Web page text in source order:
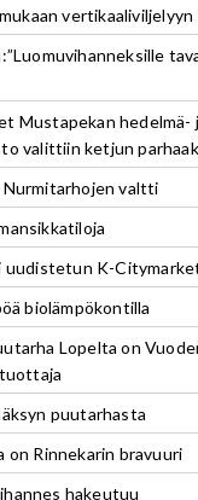
vertikaaliviljelyyn
Mustapekan hedelmä-
valittiin ketjun
valtti
uudistetun K-
biolämpökontilla
Lopelta on
puutarhasta
on Rinnekarin bravuuri
hakeutuu